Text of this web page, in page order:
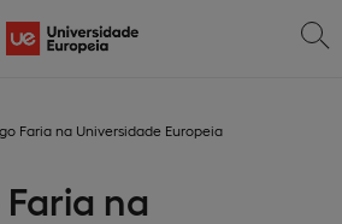
Faria na Universidade Europeia
na